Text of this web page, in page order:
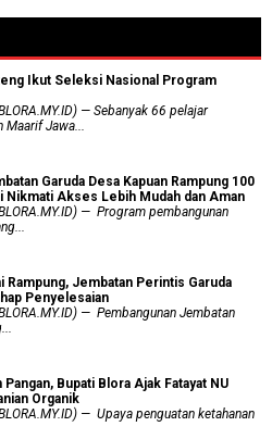
Ikut Seleksi Nasional Program
— Sebanyak 66 pelajar
Maarif Jawa...
Garuda Desa Kapuan Rampung 100
Nikmati Akses Lebih Mudah dan Aman
— Program pembangunan
Rampung, Jembatan Perintis Garuda
Penyelesaian
— Pembangunan Jembatan
Bupati Blora Ajak Fatayat NU
Organik
— Upaya penguatan ketahanan